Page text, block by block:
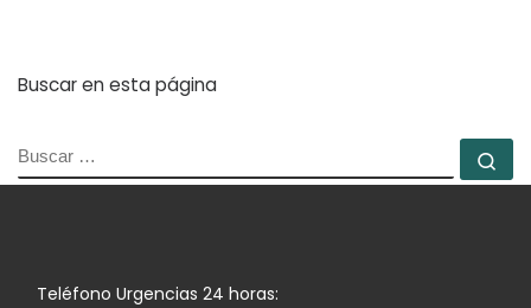
Buscar en esta página
BUSCAR
Teléfono Urgencias 24 horas: